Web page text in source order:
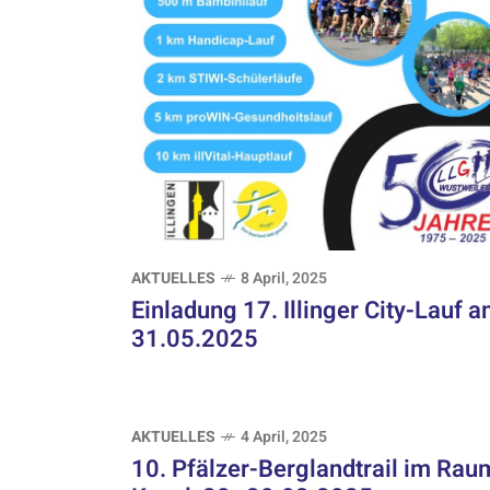
AKTUELLES 8 April, 2025
Einladung 17. Illinger City-Lauf
31.05.2025
AKTUELLES 4 April, 2025
10. Pfälzer-Berglandtrail im